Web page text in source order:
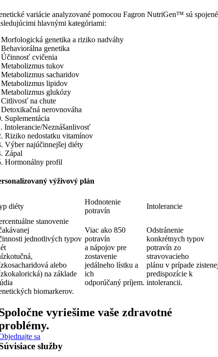
variácie analyzované pomocou Fagron NutriGen™ sú
hlavnými kategóriami:
genetika a riziko nadváhy
genetika
cvičenia
tukov
sacharidov
lipidov
glukózy
na chute
nerovnováha
Suplementácia
Intolerancie/Neznášanlivosť
Riziko nedostatku vitamínov
Výber najúčinnejšej diéty
Zápal
Hormonálny profil
výživový plán
diéty
Hodnotenie
potravín
Intolerancie
stanovenie
jednotlivých typov
alebo
na základe
biomarkerov.
Viac ako 850
potravín
a nápojov pre
zostavenie
jedálneho lístku a
ich
odporúčaný príjem.
Odstránenie
konkrétnych typov
potravín zo
stravovacieho
plánu v prípade
predispozície k
intolerancii.
vyriešime vaše zdravotné
sa
služby